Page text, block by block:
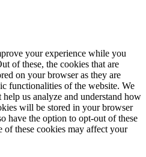
your experience while you
of these, the cookies that are
on your browser as they are
functionalities of the website. We
us analyze and understand how
will be stored in your browser
have the option to opt-out of these
these cookies may affect your